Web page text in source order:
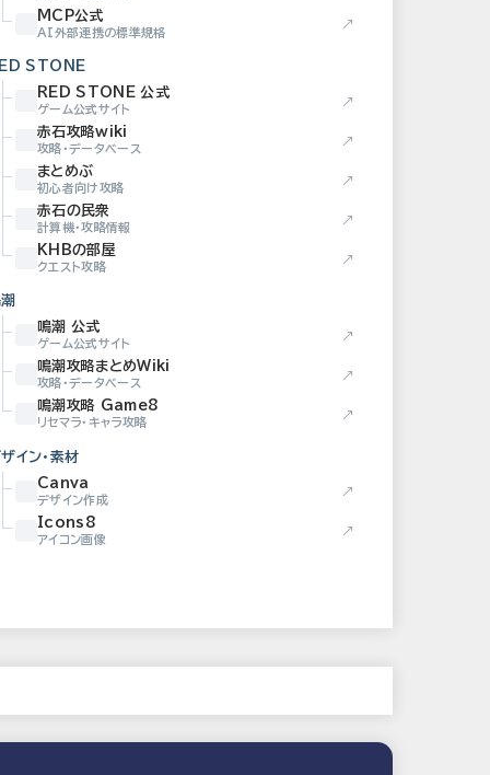
MCP公式
AI外部連携の標準規格
↗
STONE
RED STONE 公式
ゲーム公式サイト
↗
赤石攻略wiki
攻略・データベース
↗
まとめぶ
初心者向け攻略
↗
赤石の民衆
計算機・攻略情報
↗
KHBの部屋
クエスト攻略
↗
鳴潮 公式
ゲーム公式サイト
↗
鳴潮攻略まとめWiki
攻略・データベース
↗
鳴潮攻略 Game8
リセマラ・キャラ攻略
↗
イン・素材
Canva
デザイン作成
↗
Icons8
アイコン画像
↗